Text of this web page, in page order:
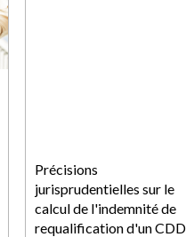
Précisions
jurisprudentielles sur le
calcul de l'indemnité de
requalification d'un CDD